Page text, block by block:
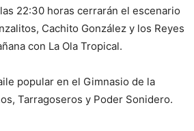
22:30 horas cerrarán el escenario
Cachito González y los Reyes
con La Ola Tropical.
popular en el Gimnasio de la
Tarragoseros y Poder Sonidero.